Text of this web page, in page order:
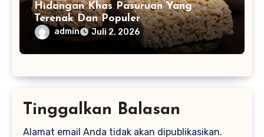
Hidangan Khas Pasuruan Yang
Terenak Dan Populer
admin Juli 2, 2026
Tinggalkan Balasan
Alamat email Anda tidak akan dipublikasikan.